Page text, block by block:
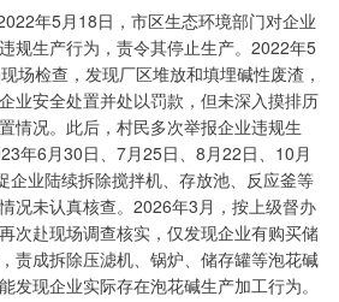
年5月18日，市区生态环境部门对企业
规生产行为，责令其停止生产。2022年5
场检查，发现厂区堆放和填埋碱性废渣，
业安全处置并处以罚款，但未深入摸排历
情况。此后，村民多次举报企业违规生
年6月30日、7月25日、8月22日、10月
企业陆续拆除搅拌机、存放池、反应釜等
况未认真核查。2026年3月，按上级督办
次赴现场调查核实，仅发现企业有购买储
责成拆除压滤机、锅炉、储存罐等泡花碱
发现企业实际存在泡花碱生产加工行为。